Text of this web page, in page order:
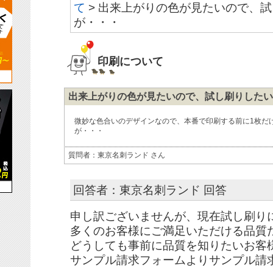
て > 出来上がりの色が見たいので、
が・・・
印刷について
出来上がりの色が見たいので、試し刷りした
質問者：東京名刺ランド さん
微妙な色合いのデザインなので、本番で印刷する前に1枚
が・・・
回答者：東京名刺ランド 回答
申し訳ございませんが、現在試し刷り
多くのお客様にご満足いただける品質
どうしても事前に品質を知りたいお客
サンプル請求フォームよりサンプル請